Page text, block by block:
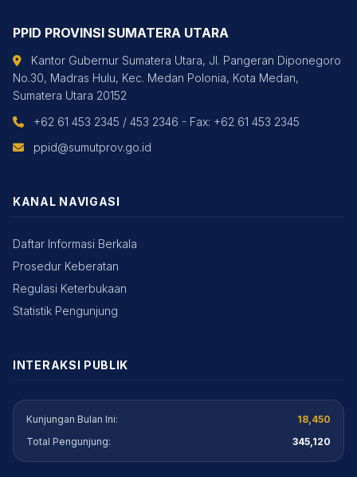
PPID PROVINSI SUMATERA UTARA
Kantor Gubernur Sumatera Utara, Jl. Pangeran Diponegoro
No.30, Madras Hulu, Kec. Medan Polonia, Kota Medan,
Sumatera Utara 20152
+62 61 453 2345 / 453 2346 - Fax: +62 61 453 2345
ppid@sumutprov.go.id
KANAL NAVIGASI
Daftar Informasi Berkala
Prosedur Keberatan
Regulasi Keterbukaan
Statistik Pengunjung
INTERAKSI PUBLIK
Kunjungan Bulan Ini:
18,450
Total Pengunjung:
345,120